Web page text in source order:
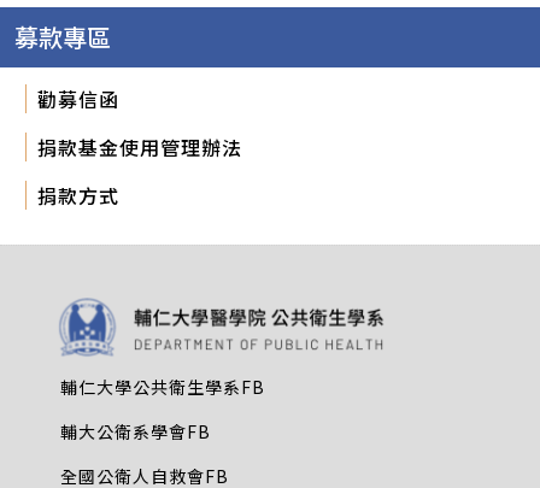
募款專區
勸募信函
捐款基金使用管理辦法
捐款方式
輔仁大學公共衛生學系FB
輔大公衛系學會FB
全國公衛人自救會FB